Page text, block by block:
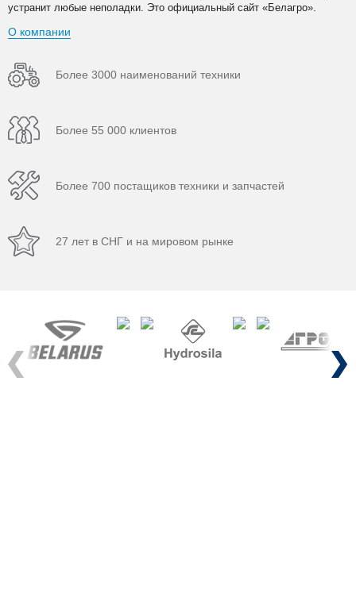
устранит любые неполадки. Это официальный сайт «Белагро».
О компании
Более 3000 наименований техники
Более 55 000 клиентов
Более 700 постащиков техники и запчастей
27 лет в СНГ и на мировом рынке
Previous Next